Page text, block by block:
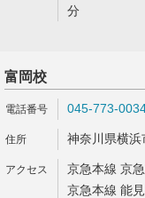
分
富岡校
045-773-
神奈川県横
京急本線 京
京急本線 能